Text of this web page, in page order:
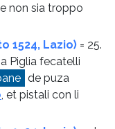
non sia troppo
1524, Lazio) = 25.
Piglia fecatelli
de puza
, et pistali con li